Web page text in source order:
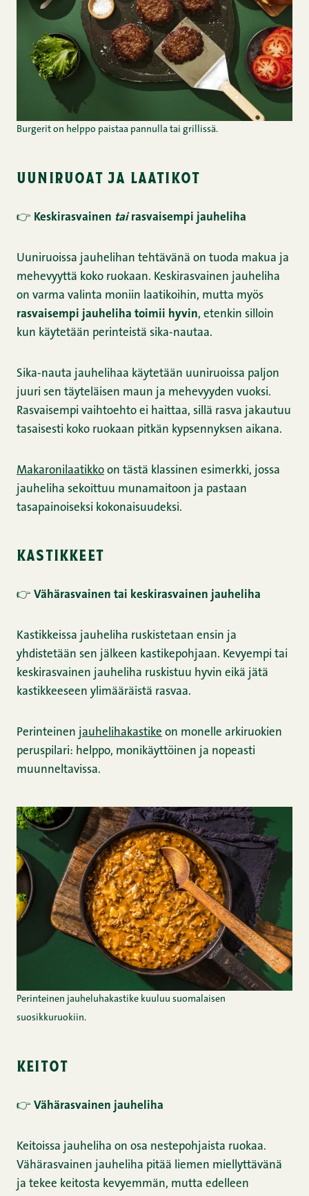
Burgerit on helppo paistaa pannulla tai grillissä.
uuniruoat ja laatikot
👉 Keskirasvainen tairasvaisempi jauheliha
Uuniruoissa jauhelihan tehtävänä on tuoda makua ja
mehevyyttä koko ruokaan. Keskirasvainen jauheliha
on varma valinta moniin laatikoihin, mutta myös
rasvaisempi jauheliha toimii hyvin, etenkin silloin
kun käytetään perinteistä sika-nautaa.
Sika-nauta jauhelihaa käytetään uuniruoissa paljon
juuri sen täyteläisen maun ja mehevyyden vuoksi.
Rasvaisempi vaihtoehto ei haittaa, sillä rasva jakautuu
tasaisesti koko ruokaan pitkän kypsennyksen aikana.
Makaronilaatikko on tästä klassinen esimerkki, jossa
jauheliha sekoittuu munamaitoon ja pastaan
tasapainoiseksi kokonaisuudeksi.
kastikkeet
👉 Vähärasvainen tai keskirasvainen jauheliha
Kastikkeissa jauheliha ruskistetaan ensin ja
yhdistetään sen jälkeen kastikepohjaan. Kevyempi tai
keskirasvainen jauheliha ruskistuu hyvin eikä jätä
kastikkeeseen ylimääräistä rasvaa.
Perinteinen jauhelihakastike on monelle arkiruokien
peruspilari: helppo, monikäyttöinen ja nopeasti
muunneltavissa.
Perinteinen jauheluhakastike kuuluu suomalaisen
suosikkuruokiin.
keitot
👉 Vähärasvainen jauheliha
Keitoissa jauheliha on osa nestepohjaista ruokaa.
Vähärasvainen jauheliha pitää liemen miellyttävänä
ja tekee keitosta kevyemmän, mutta edelleen